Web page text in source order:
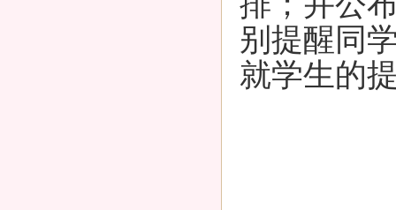
别提醒同
就学生的